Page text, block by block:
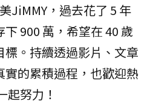
JiMMY，過去花了 5 年
900 萬，希望在 40 歲
。持續透過影片、文章
的累積過程，也歡迎熱
起努力！